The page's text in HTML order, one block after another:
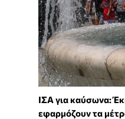
ΙΣΑ για καύσωνα:
εφαρμόζουν τα